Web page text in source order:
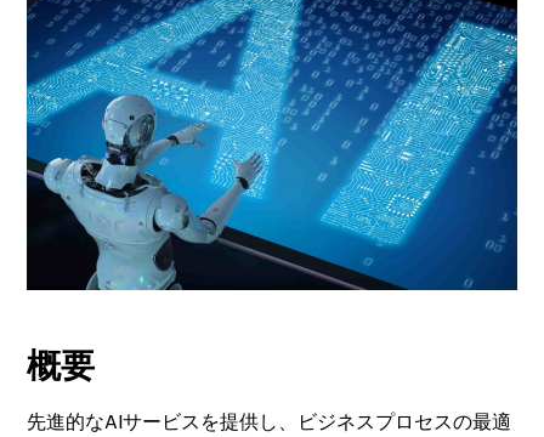
概要
先進的なAIサービスを提供し、ビジネスプロセスの最適